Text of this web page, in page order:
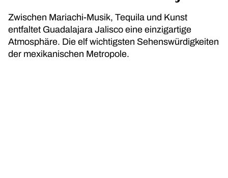
Zwischen Mariachi-Musik, Tequila und Kunst
entfaltet Guadalajara Jalisco eine einzigartige
Atmosphäre. Die elf wichtigsten Sehenswürdigkeiten
der mexikanischen Metropole.